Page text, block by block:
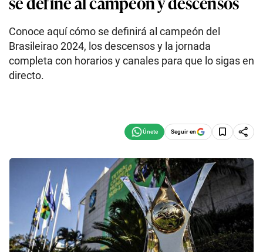
Conoce aquí cómo se definirá al campeón del
Brasileirao 2024, los descensos y la jornada
completa con horarios y canales para que lo sigas en
directo.
Seguir en